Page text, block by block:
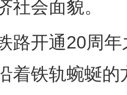
社会面貌。
开通20周年
着铁轨蜿蜒的